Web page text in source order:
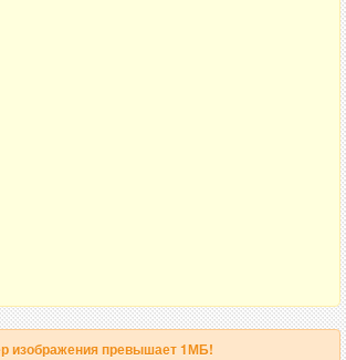
изображения превышает 1МБ!